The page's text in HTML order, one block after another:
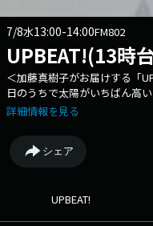
7/8水13:00-14:00FM802
UPBEAT!(13時
＜加藤真樹子がお届けする
日のうちで太陽がいちばん高
パーに彩っていきます☆
が入ったルーレットです
▼11時台 【FUJI ROCKを語ロ
FESTIVAL'26に向けて フジ
すよ～!(^^)! ▼12時台 【沢
詳細情報を見る
シェア
UPBEAT!